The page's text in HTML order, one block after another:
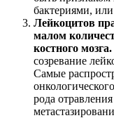
бактериями,
Лейкоцитов
малом
костного мозга.
созревание
Самые
рода